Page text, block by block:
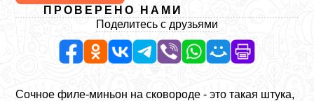
ПРОВЕРЕНО НАМИ
Поделитесь с друзьями
Сочное филе-миньон на сковороде - это такая штука,